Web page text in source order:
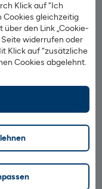
Klick auf “Ich
Cookies gleichzeitig
den Link „Cookie-
widerrufen oder
Klick auf “zusätzliche
Cookies abgelehnt.